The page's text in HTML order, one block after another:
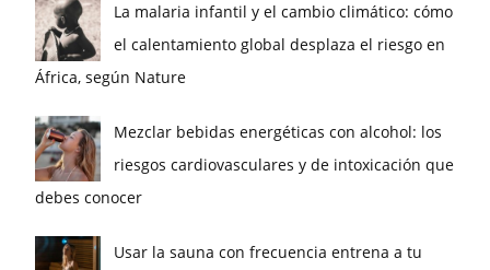
La malaria infantil y el cambio climático: cómo
el calentamiento global desplaza el riesgo en
África, según Nature
Mezclar bebidas energéticas con alcohol: los
riesgos cardiovasculares y de intoxicación que
debes conocer
Usar la sauna con frecuencia entrena a tu